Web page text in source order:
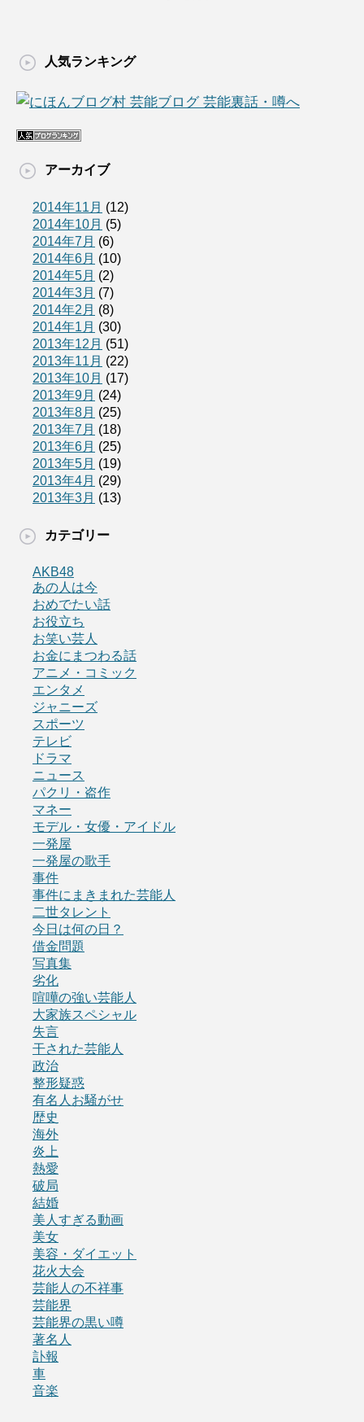
人気ランキング
アーカイブ
2014年11月 (12)
2014年10月 (5)
2014年7月 (6)
2014年6月 (10)
2014年5月 (2)
2014年3月 (7)
2014年2月 (8)
2014年1月 (30)
2013年12月 (51)
2013年11月 (22)
2013年10月 (17)
2013年9月 (24)
2013年8月 (25)
2013年7月 (18)
2013年6月 (25)
2013年5月 (19)
2013年4月 (29)
2013年3月 (13)
カテゴリー
AKB48
あの人は今
おめでたい話
お役立ち
お笑い芸人
お金にまつわる話
アニメ・コミック
エンタメ
ジャニーズ
スポーツ
テレビ
ドラマ
ニュース
パクリ・盗作
マネー
モデル・女優・アイドル
一発屋
一発屋の歌手
事件
事件にまきまれた芸能人
二世タレント
今日は何の日？
借金問題
写真集
劣化
喧嘩の強い芸能人
大家族スペシャル
失言
干された芸能人
政治
整形疑惑
有名人お騒がせ
歴史
海外
炎上
熱愛
破局
結婚
美人すぎる動画
美女
美容・ダイエット
花火大会
芸能人の不祥事
芸能界
芸能界の黒い噂
著名人
訃報
車
音楽